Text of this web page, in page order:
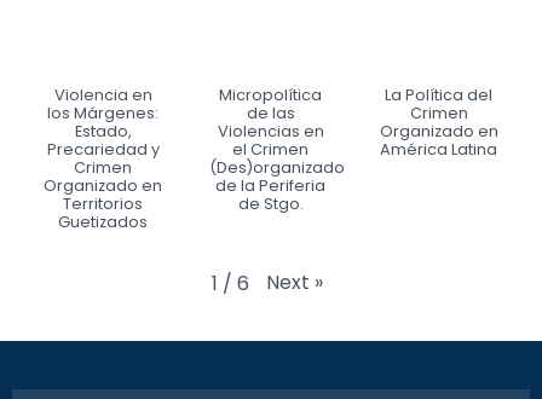
Violencia en
los Márgenes:
Estado,
Precariedad y
Crimen
Organizado en
Territorios
Guetizados
Micropolítica
de las
Violencias en
el Crimen
(Des)organizado
de la Periferia
de Stgo.
La Política del
Crimen
Organizado en
América Latina
1 / 6 Next »